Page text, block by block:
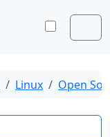
Linux Open